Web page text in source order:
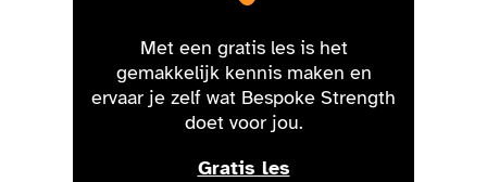
Met een gratis les is het
gemakkelijk kennis maken en
ervaar je zelf wat Bespoke Strength
doet voor jou.
Gratis les